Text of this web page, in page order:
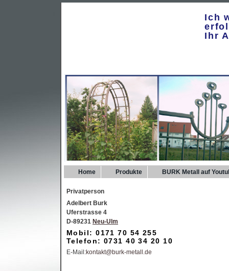
Ich
Ihr
Home Produkte BURK Metall auf
Privatperson
Adelbert Burk
Uferstrasse 4
D-89231 Neu-Ulm
Mobil: 0171 70 54 255
Telefon: 0731 40 34 20 10
E-Mail:kontakt@burk-metall.de